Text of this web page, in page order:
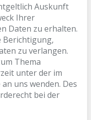
Auskunft
Ihrer
Daten zu erhalten.
Berichtigung,
zu verlangen.
Thema
unter der im
uns wenden. Des
bei der